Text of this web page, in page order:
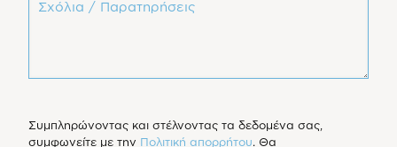
Συμπληρώνοντας και στέλνοντας τα δεδομένα σας,
συμφωνείτε με την Πολιτική απορρήτου. Θα